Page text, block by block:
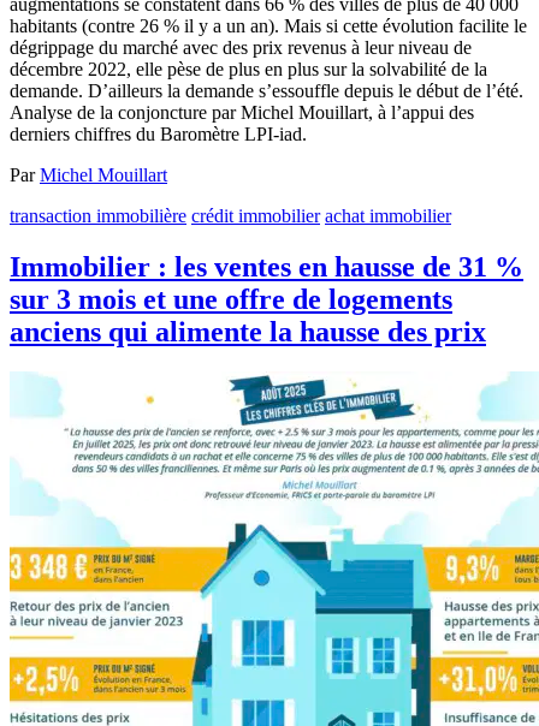
habitants (contre 26 % il y a un an). Mais si cette évolution facilite le
dégrippage du marché avec des prix revenus à leur niveau de
décembre 2022, elle pèse de plus en plus sur la solvabilité de la
demande. D’ailleurs la demande s’essouffle depuis le début de l’été.
Analyse de la conjoncture par Michel Mouillart, à l’appui des
derniers chiffres du Baromètre LPI-iad.
ParMichel Mouillart
transaction immobilière crédit immobilier achat immobilier
Immobilier : les ventes en hausse de 31 %
sur 3 mois et une offre de logements
anciens qui alimente la hausse des prix